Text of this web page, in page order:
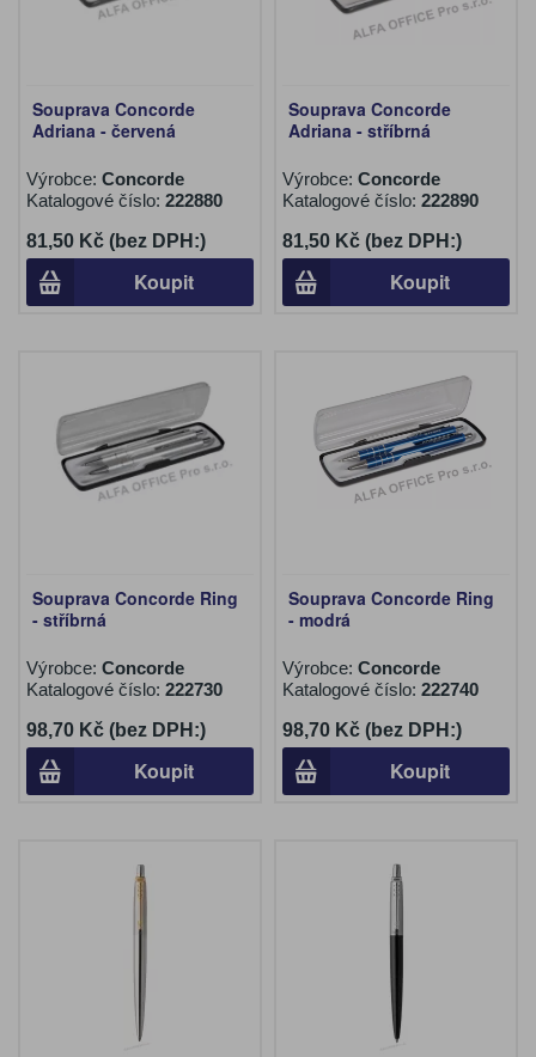
Souprava Concorde
Adriana - červená
Výrobce: Concorde
Katalogové číslo: 222880
81,50 Kč (bez DPH:)
Koupit
Souprava Concorde
Adriana - stříbrná
Výrobce: Concorde
Katalogové číslo: 222890
81,50 Kč (bez DPH:)
Koupit
Souprava Concorde Ring
- stříbrná
Výrobce: Concorde
Katalogové číslo: 222730
98,70 Kč (bez DPH:)
Koupit
Souprava Concorde Ring
- modrá
Výrobce: Concorde
Katalogové číslo: 222740
98,70 Kč (bez DPH:)
Koupit